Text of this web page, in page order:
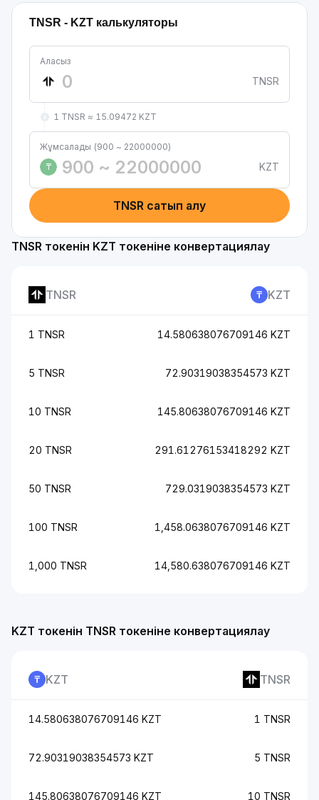
TNSR - KZT калькуляторы
Аласыз
TNSR
1 TNSR ≈ 15.09472 KZT
Жұмсалады (900 ~ 22000000)
₸
KZT
TNSR сатып алу
TNSR токенін KZT токеніне конвертациялау
TNSR KZT
1 TNSR 14.580638076709146 KZT
5 TNSR 72.90319038354573 KZT
10 TNSR 145.80638076709146 KZT
20 TNSR 291.61276153418292 KZT
50 TNSR 729.0319038354573 KZT
100 TNSR 1,458.0638076709146 KZT
1,000 TNSR 14,580.638076709146 KZT
KZT токенін TNSR токеніне конвертациялау
KZT TNSR
14.580638076709146 KZT 1 TNSR
72.90319038354573 KZT 5 TNSR
145.80638076709146 KZT 10 TNSR